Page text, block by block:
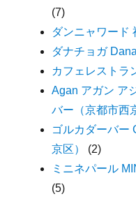
(7)
ダンニャワード
ダナチョガ
カフェレストラ
Agan アガン ア
バー（京都市西
ゴルカダーバー
京区）
(2)
ミニネパール
(5)